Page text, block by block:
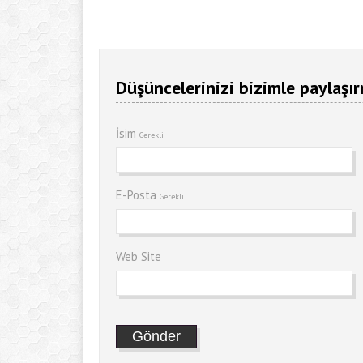
Düşüncelerinizi bizimle
İsim Gerekli
E-Posta Gerekli
Web Site